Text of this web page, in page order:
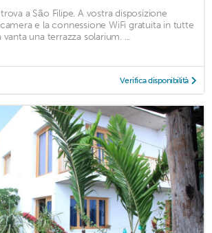
a São Filipe. A vostra disposizione
e la connessione WiFi gratuita in tutte
una terrazza solarium. ...
Verifica disponibilità